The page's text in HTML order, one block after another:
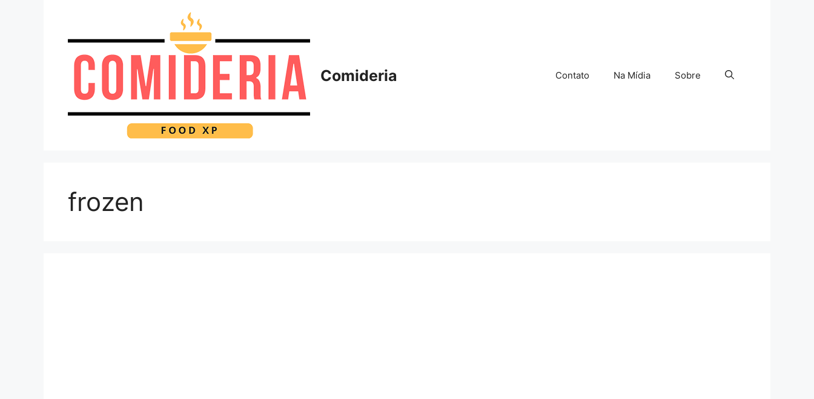
Comideria Contato Na Mídia Sobre
frozen